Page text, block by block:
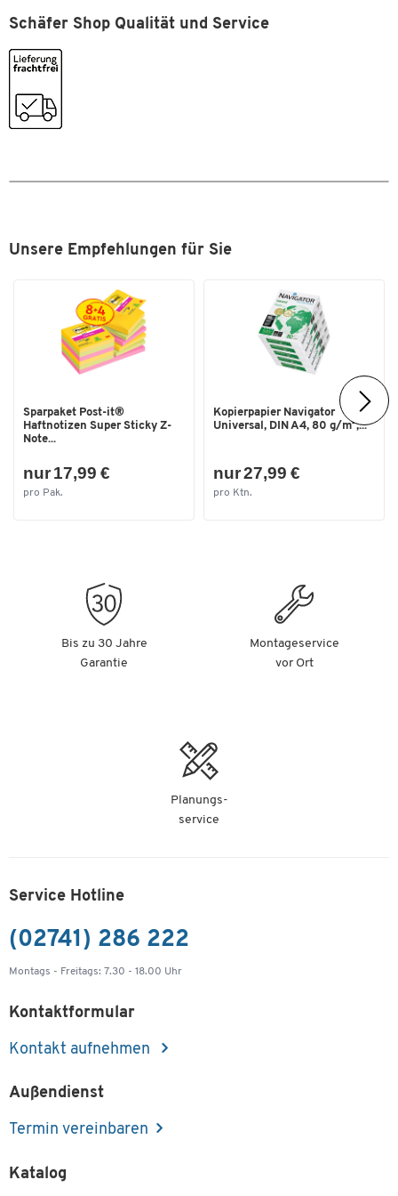
TÜV/GS-geprüft Ja
Maße
Schäfer Shop Qualität und Service
Unsere Empfehlungen für Sie
Sparpaket Post-it®
Haftnotizen Super Sticky Z-
Note...
nur 17,99 €
pro Pak.
Kopierpapier Navigator
Universal, DIN A4, 80 g/m²,...
nur 27,99 €
pro Ktn.
Zum Zoomen doppeltippen
Bis zu 30 Jahre
Garantie
Montageservice
vor Ort
Planungs-
service
Service Hotline
(02741) 286 222
Montags - Freitags: 7.30 - 18.00 Uhr
Kontaktformular
Kontakt aufnehmen
Außendienst
Termin vereinbaren
Katalog